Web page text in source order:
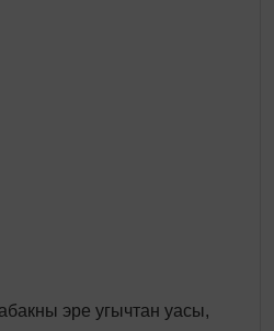
эре угычтан уасы,